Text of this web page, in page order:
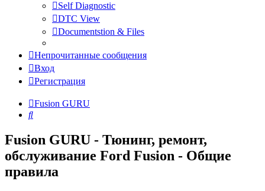
Self Diagnostic
DTC View
Documentstion & Files
Непрочитанные сообщения
Вход
Регистрация
Fusion GURU
Поиск
Fusion GURU - Тюнинг, ремонт,
обслуживание Ford Fusion - Общие
правила